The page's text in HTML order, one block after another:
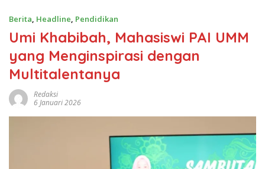
Berita, Headline, Pendidikan
Umi Khabibah, Mahasiswi PAI UMM
yang Menginspirasi dengan
Multitalentanya
Redaksi
6 Januari 2026